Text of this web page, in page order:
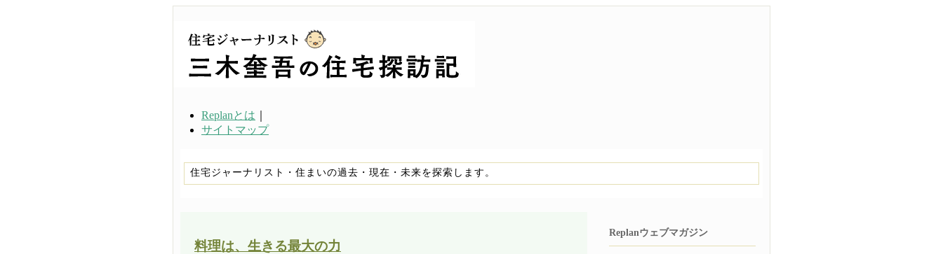
Replanとは
サイトマップ
住宅ジャーナリスト・住まいの過去・現在・未来を探索します。
料理は、生きる最大の力
Replanウェブマガジン